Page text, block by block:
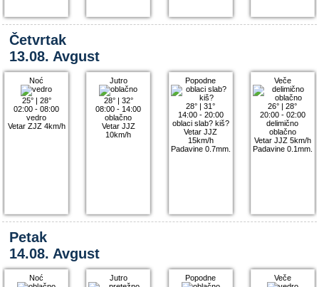
Četvrtak
13.08. Avgust
Noć
25°| 28°
02:00 - 08:00
vedro
Vetar ZJZ 4km/h
Jutro
28°| 32°
08:00 - 14:00
oblačno
Vetar JJZ
10km/h
Popodne
28° |31°
14:00 - 20:00
oblaci slab? kiš?
Vetar JJZ
15km/h
Padavine 0.7mm.
Veče
26° |28°
20:00 - 02:00
delimično
oblačno
Vetar JJZ 5km/h
Padavine 0.1mm.
Petak
14.08. Avgust
Noć Jutro Popodne Veče